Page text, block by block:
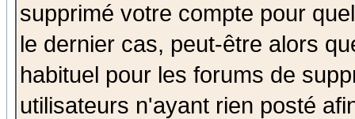
supprimé votre compte pour
le dernier cas, peut-être alors
habituel pour les forums de
utilisateurs n'ayant rien posté